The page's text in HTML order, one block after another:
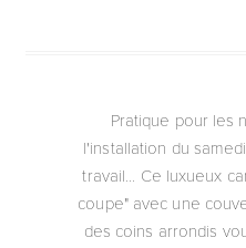
Pratique pour les
l'installation du
travail... Ce luxueux
coupe" avec une
des coins arrondis